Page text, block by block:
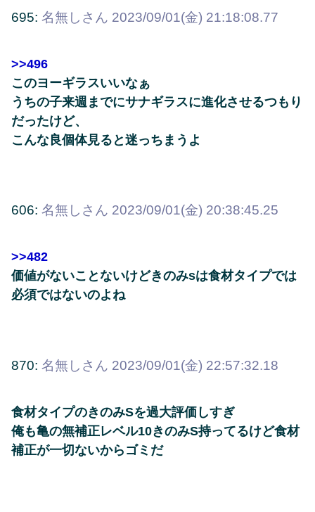
695: 名無しさん 2023/09/01(金) 21:18:08.77
>>496
このヨーギラスいいなぁ
うちの子来週までにサナギラスに進化させるつもり
だったけど、
こんな良個体見ると迷っちまうよ
606: 名無しさん 2023/09/01(金) 20:38:45.25
>>482
価値がないことないけどきのみsは食材タイプでは
必須ではないのよね
870: 名無しさん 2023/09/01(金) 22:57:32.18
食材タイプのきのみSを過大評価しすぎ
俺も亀の無補正レベル10きのみS持ってるけど食材
補正が一切ないからゴミだ